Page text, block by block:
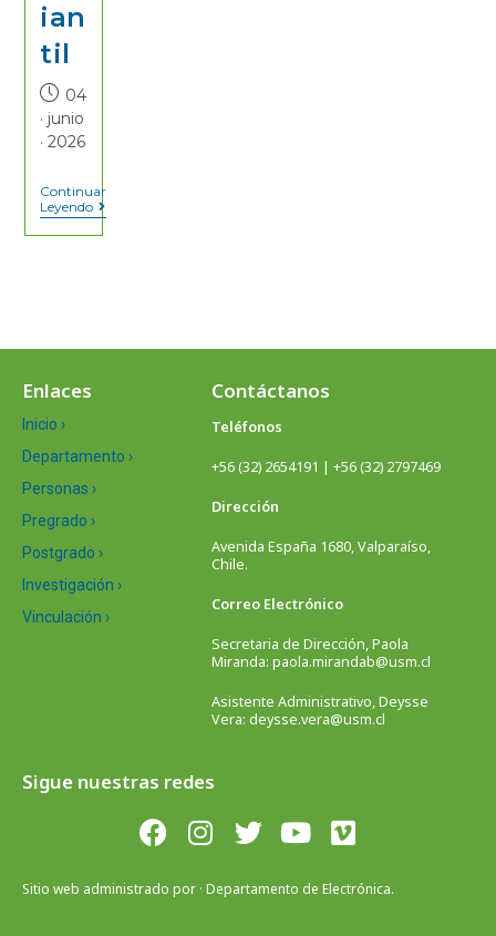
ian
til
04
· junio
· 2026
Continuar
Leyendo
Enlaces
Inicio ›
Departamento ›
Personas ›
Pregrado ›
Postgrado ›
Investigación ›
Vinculación ›
Contáctanos
Teléfonos
+56 (32) 2654191 | +56 (32) 2797469
Dirección
Avenida España 1680, Valparaíso,
Chile.
Correo Electrónico
Secretaria de Dirección, Paola
Miranda: paola.mirandab@usm.cl
Asistente Administrativo, Deysse
Vera: deysse.vera@usm.cl
Sigue nuestras redes
Sitio web administrado por · Departamento de Electrónica.